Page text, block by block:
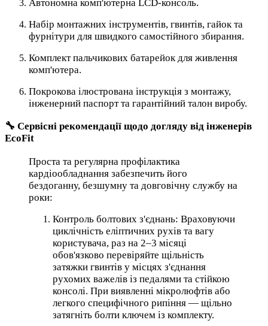
Автономна комп'ютерна LCD-консоль.
Набір монтажних інструментів, гвинтів, гайок та
фурнітури для швидкого самостійного збирання.
Комплект пальчикових батарейок для живлення
комп'ютера.
Покрокова ілюстрована інструкція з монтажу,
інженерний паспорт та гарантійний талон виробу.
🔧 Сервісні рекомендації щодо догляду від інженерів
EcoFit
Проста та регулярна профілактика
кардіообладнання забезпечить його
бездоганну, безшумну та довговічну службу на
роки:
Контроль болтових з'єднань: Враховуючи
циклічність еліптичних рухів та вагу
користувача, раз на 2–3 місяці
обов'язково перевіряйте щільність
затяжки гвинтів у місцях з'єднання
рухомих важелів із педалями та стійкою
консолі. При виявленні мікролюфтів або
легкого специфічного рипіння — щільно
затягніть болти ключем із комплекту.